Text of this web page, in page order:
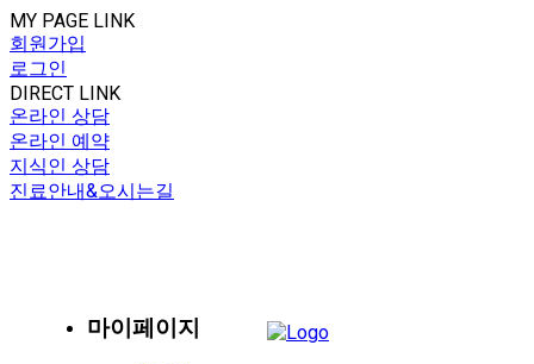
MY PAGE LINK
회원가입
로그인
DIRECT LINK
온라인 상담
온라인 예약
지식인 상담
진료안내&오시는길
마이페이지